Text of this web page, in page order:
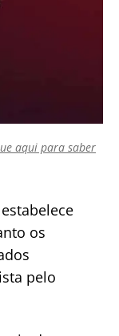
aqui para saber
os
pelo